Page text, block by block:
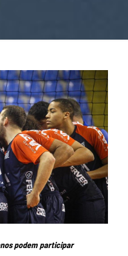
podem participar